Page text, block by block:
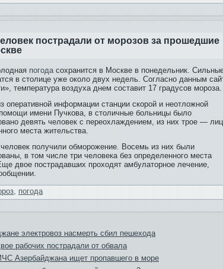
пострадали от морозов за прошедшие
погодасохранится в Москве в понедельник.
в столице уже около двух недель. Согласно данным
температура воздуха днем состави­т 17 градусов мороза.
оперативной информации станции скорой и неотложной
имени Пучкова, в столичные больницы было
девять человек с переохлаждением, из них трое —
места жительства.
получили обморожение. Восемь из них были
в том числе три человека бе­з определенного места
двое пострадавших проходят амбулаторное лечение,
, погода
электровоз насмерть сбил пешехода
рабочих пострадали от обвала
Азербайджана ищет пропавшего в море